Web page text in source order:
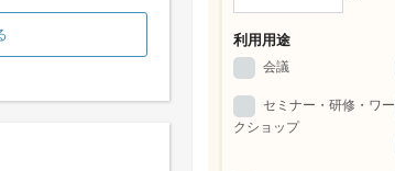
利用用途
会議
セミナー・研修・ワー
クショップ